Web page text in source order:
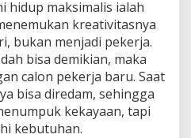
hidup maksimalis ialah
kreativitasnya
bukan menjadi pekerja.
bisa demikian, maka
calon pekerja baru. Saat
bisa diredam, sehingga
kekayaan, tapi
kebutuhan.